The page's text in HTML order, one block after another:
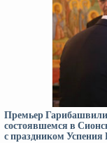
Премьер Гарибашвили
состоявшемся в
с праздником